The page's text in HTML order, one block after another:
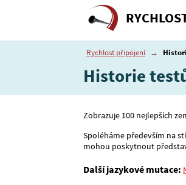
Rychlost připojení →
Historie
Zobrazuje 100 nejlepších
Spoléháme především na
mohou poskytnout
Další jazykové mutace: